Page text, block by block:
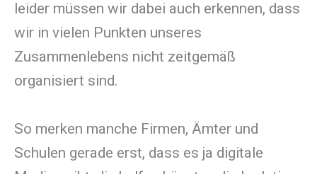
leider müssen wir dabei auch erkennen, dass
wir in vielen Punkten unseres
Zusammenlebens nicht zeitgemäß
organisiert sind.
So merken manche Firmen, Ämter und
Schulen gerade erst, dass es ja digitale